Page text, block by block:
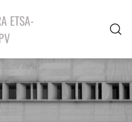
ETSA-